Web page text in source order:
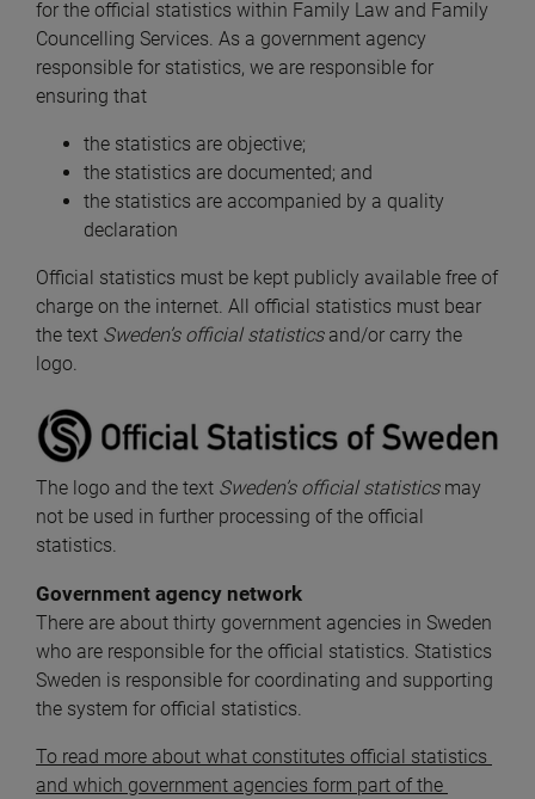
for the official statistics within Family Law and Family
Councelling Services. As a government agency
responsible for statistics, we are responsible for
ensuring that
the statistics are objective;
the statistics are documented; and
the statistics are accompanied by a quality
declaration
Official statistics must be kept publicly available free of
charge on the internet. All official statistics must bear
the text Sweden’s official statistics and/or carry the
logo.
The logo and the text Sweden’s official statistics may
not be used in further processing of the official
statistics.
Government agency network
There are about thirty government agencies in Sweden
who are responsible for the official statistics. Statistics
Sweden is responsible for coordinating and supporting
the system for official statistics.
To read more about what constitutes official statistics
and which government agencies form part of the